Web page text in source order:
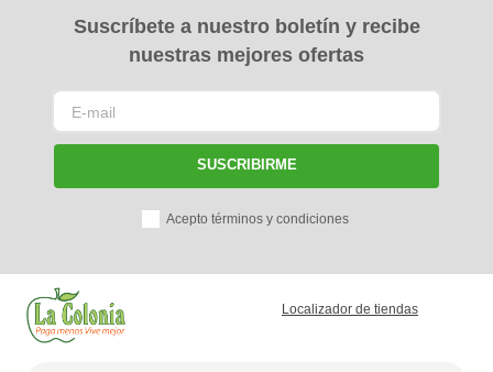
Suscríbete a nuestro boletín y recibe
nuestras mejores ofertas
SUSCRIBIRME
Acepto términos y condiciones
Localizador de tiendas